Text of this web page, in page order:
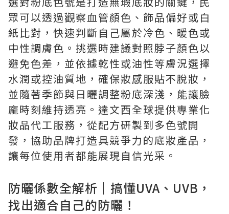
眾可以透過觀察血管顏色、飾品偏好或白
紙比對，快速判斷自己屬於冷色、暖色或
中性調膚色。挑選時建議對照脖子顏色以
避免色差，並依據乾性或油性等膚況選擇
水潤或控油質地，確保妝感服貼不脫妝，
並隨著季節與日曬調整粉底深淺，能讓臉
龐時刻維持透亮。達文西全球提供專業化
妝品代工服務，從配方研製到多色號開
發，協助品牌打造具競爭力的底妝產品，
讓每位使用者都能展現自信光采。
防曬係數全解析｜搞懂UVA、UVB，
找出適合自己的防曬！